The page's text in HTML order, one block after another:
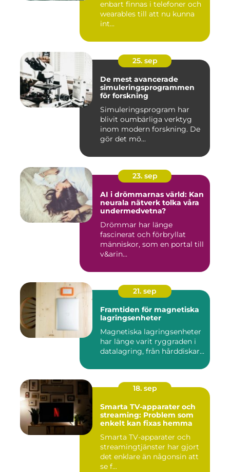
enbart finnas i telefoner och
wearables till att nu kunna
int...
25. sep
De mest avancerade
simuleringsprogrammen
för forskning
Simuleringsprogram har
blivit oumbärliga verktyg
inom modern forskning. De
gör det mö...
23. sep
AI i drömmarnas värld: Kan
neurala nätverk tolka våra
undermedvetna?
Drömmar har länge
fascinerat och förbryllat
människor, som en portal till
v&arin...
21. sep
Framtiden för magnetiska
lagringsenheter
Magnetiska lagringsenheter
har länge varit ryggraden i
datalagring, från hårddiskar...
18. sep
Smarta TV-apparater och
streaming: Problem som
enkelt kan fixas hemma
Smarta TV-apparater och
streamingtjänster har gjort
det enklare än någonsin att
se f...